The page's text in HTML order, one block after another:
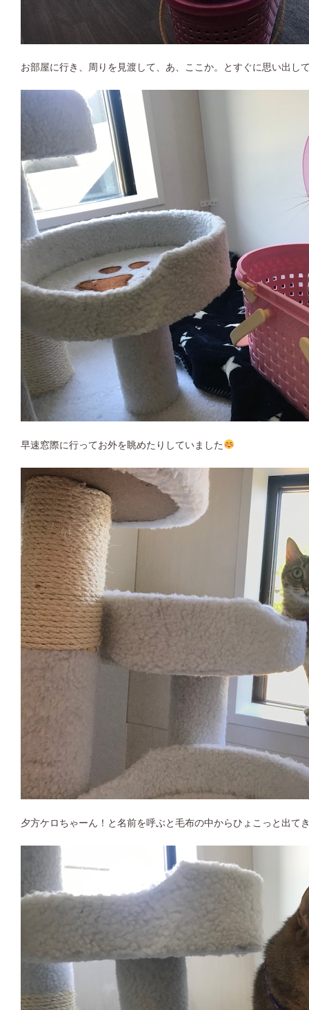
お部屋に行き、周りを見渡して、あ、ここか。とすぐに思い出し
早速窓際に行ってお外を眺めたりしていました
夕方ケロちゃーん！と名前を呼ぶと毛布の中からひょこっと出て